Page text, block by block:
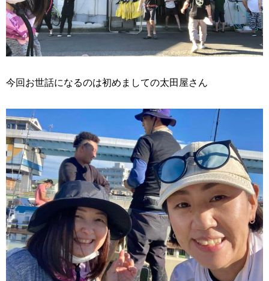
今回お世話になるのは初めましての太田屋さん